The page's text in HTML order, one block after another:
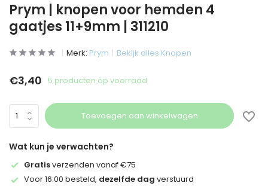
Prym | knopen voor hemden 4
gaatjes 11+9mm | 311210
Merk: Prym Bekijk alles Knopen
€3,40 5 producten op voorraad
Toevoegen aan winkelwagen
Wat kun je verwachten?
Gratisverzenden vanaf €75
Voor 16:00 besteld, dezelfde dag verstuurd